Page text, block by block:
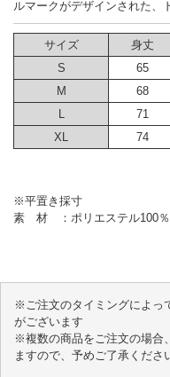
ルマークがデザインされた、
サイズ 身丈
S
65
M
68
L
71
XL
74
※平置き採寸
素 材 ：ポリエステル100％
※ご注文のタイミングによっ
がございます
※複数の商品をご注文の場合
ますので、予めご了承くださ